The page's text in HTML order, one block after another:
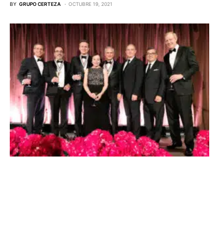
BY GRUPO CERTEZA OCTUBRE 19, 2021